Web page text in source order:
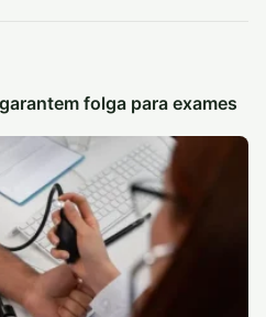
folga para exames